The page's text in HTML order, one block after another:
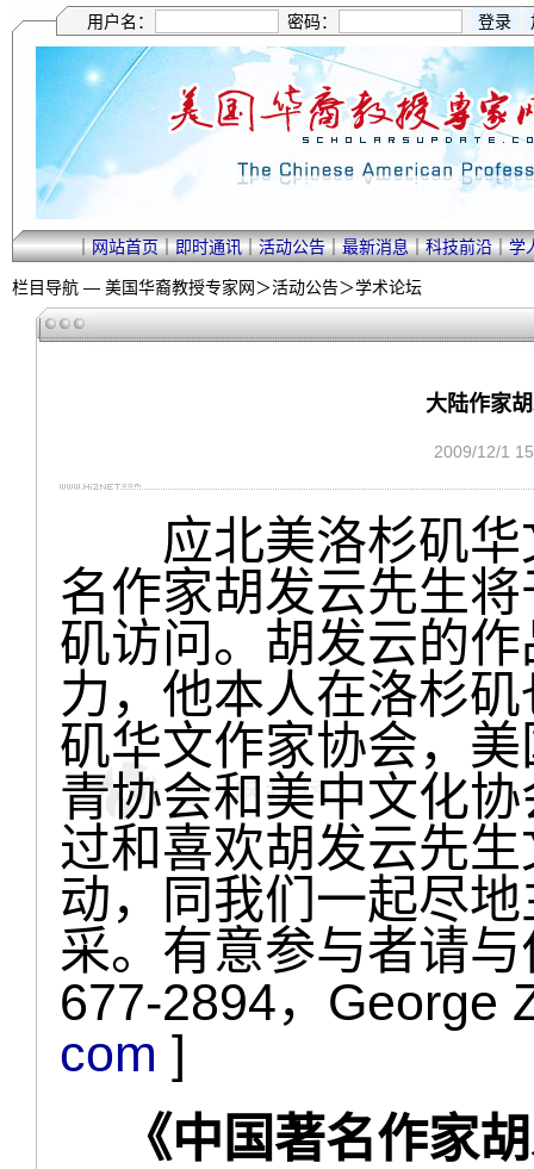
用户名： 密码：
｜网站首页｜即时通讯｜活动公告｜最新消息｜科技前沿｜学
栏目导航 — 美国华裔教授专家网＞活动公告＞学术论坛
大陆作家
2009/12/1
应北美洛杉矶华
名作家胡发云先生
矶访问。胡发云的
力，他本人在洛杉
矶华文作家协会，
青协会和美中文化
过和喜欢胡发云先
动，同我们一起尽
采。有意参与者请
677-2894，George
com ]
《中国著名作家